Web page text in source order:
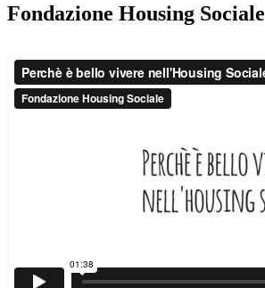
Fondazione Housing Sociale